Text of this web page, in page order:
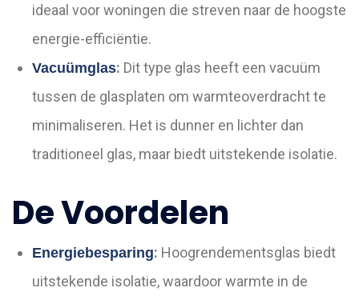
ideaal voor woningen die streven naar de hoogste
energie-efficiëntie.
Vacuümglas: Dit type glas heeft een vacuüm
tussen de glasplaten om warmteoverdracht te
minimaliseren. Het is dunner en lichter dan
traditioneel glas, maar biedt uitstekende isolatie.
De Voordelen
Energiebesparing: Hoogrendementsglas biedt
uitstekende isolatie, waardoor warmte in de